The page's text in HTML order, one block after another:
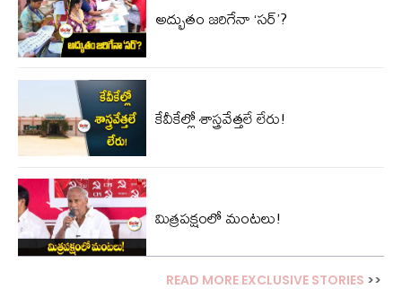
అద్భుతం జరిగేనా ‘సర్’?
కేవీకేల్లో శాస్త్రవేత్తలే లేరు!
మిత్రపక్షంలో మంటలు!
READ MORE EXCLUSIVE STORIES >>